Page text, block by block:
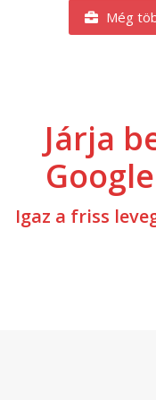
Még
Járja
Igaz a friss